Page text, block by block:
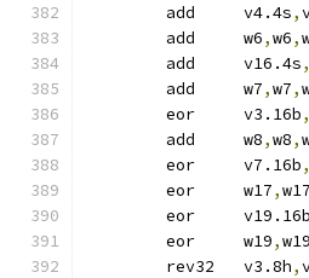
	add	v4.4s
,
	add	w6
,w6,
	add	v16.4s
,
	add	w7
,w7,
	eor	v3.16b
,
	add	w8
,w8,
	eor	v7.16b
,
	eor	w17
,w17
	eor	v19.16b
	eor	w19
,w19
	rev32	v3.8h
,